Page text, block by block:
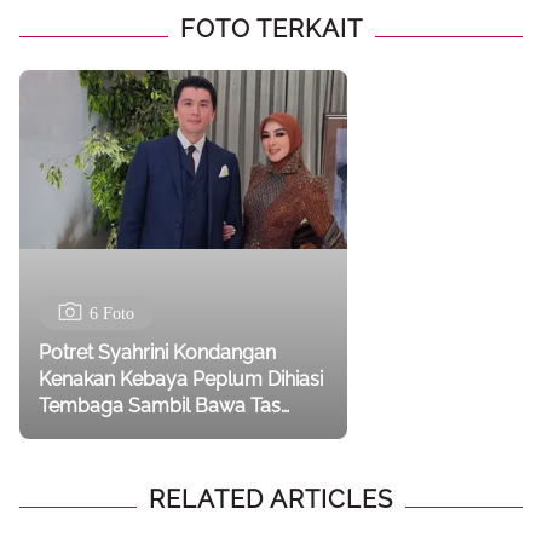
FOTO TERKAIT
6 Foto
Potret Syahrini Kondangan
Kenakan Kebaya Peplum Dihiasi
Tembaga Sambil Bawa Tas
RELATED ARTICLES